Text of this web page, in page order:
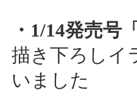
・1/14発売号
描き下ろしイ
いました